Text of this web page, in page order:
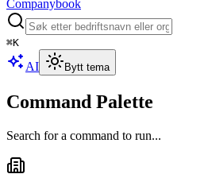
Companybook
⌘K
AI Bytt tema
Command Palette
Search for a command to run...